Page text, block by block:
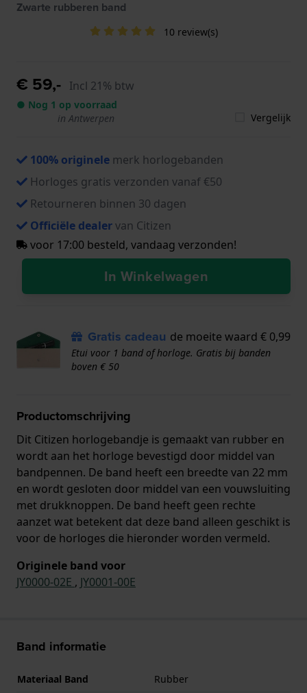
Zwarte rubberen band
10 review(s)
€ 59,- Incl 21% btw
● Nog 1 op voorraad
in Antwerpen
Vergelijk
100% originele merk horlogebanden
Horloges gratis verzonden vanaf €50
Retourneren binnen 30 dagen
Officiële dealervan Citizen
voor 17:00 besteld, vandaag verzonden!
In Winkelwagen
Gratis cadeau de moeite waard € 0,99
Etui voor 1 band of horloge. Gratis bij banden
boven € 50
Productomschrijving
Dit Citizen horlogebandje is gemaakt van rubber en
wordt aan het horloge bevestigd door middel van
bandpennen. De band heeft een breedte van 22 mm
en wordt gesloten door middel van een vouwsluiting
met drukknoppen. De band heeft geen rechte
aanzet wat betekent dat deze band alleen geschikt is
voor de horloges die hieronder worden vermeld.
Originele band voor
JY0000-02E , JY0001-00E
Band informatie
Materiaal Band
Rubber